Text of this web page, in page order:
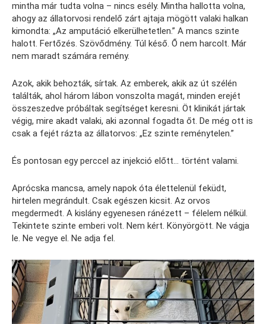
mintha már tudta volna – nincs esély. Mintha hallotta volna,
ahogy az állatorvosi rendelő zárt ajtaja mögött valaki halkan
kimondta: „Az amputáció elkerülhetetlen.” A mancs szinte
halott. Fertőzés. Szövődmény. Túl késő. Ő nem harcolt. Már
nem maradt számára remény.
Azok, akik behozták, sírtak. Az emberek, akik az út szélén
találták, ahol három lábon vonszolta magát, minden erejét
összeszedve próbáltak segítséget keresni. Öt klinikát jártak
végig, mire akadt valaki, aki azonnal fogadta őt. De még ott is
csak a fejét rázta az állatorvos: „Ez szinte reménytelen.”
És pontosan egy perccel az injekció előtt… történt valami.
Aprócska mancsa, amely napok óta élettelenül feküdt,
hirtelen megrándult. Csak egészen kicsit. Az orvos
megdermedt. A kislány egyenesen ránézett – félelem nélkül.
Tekintete szinte emberi volt. Nem kért. Könyörgött. Ne vágja
le. Ne vegye el. Ne adja fel.